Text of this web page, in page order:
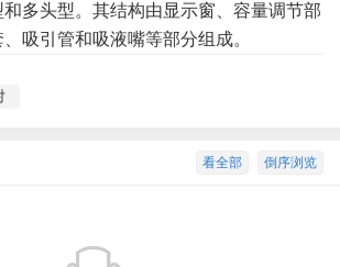
多头型。其结构由显示窗、容量调节部
吸引管和吸液嘴等部分组成。
倒序浏览
看全部